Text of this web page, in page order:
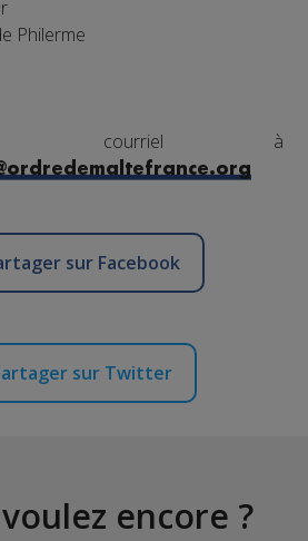
Philerme
courriel à
sur Facebook
sur Twitter
encore ?